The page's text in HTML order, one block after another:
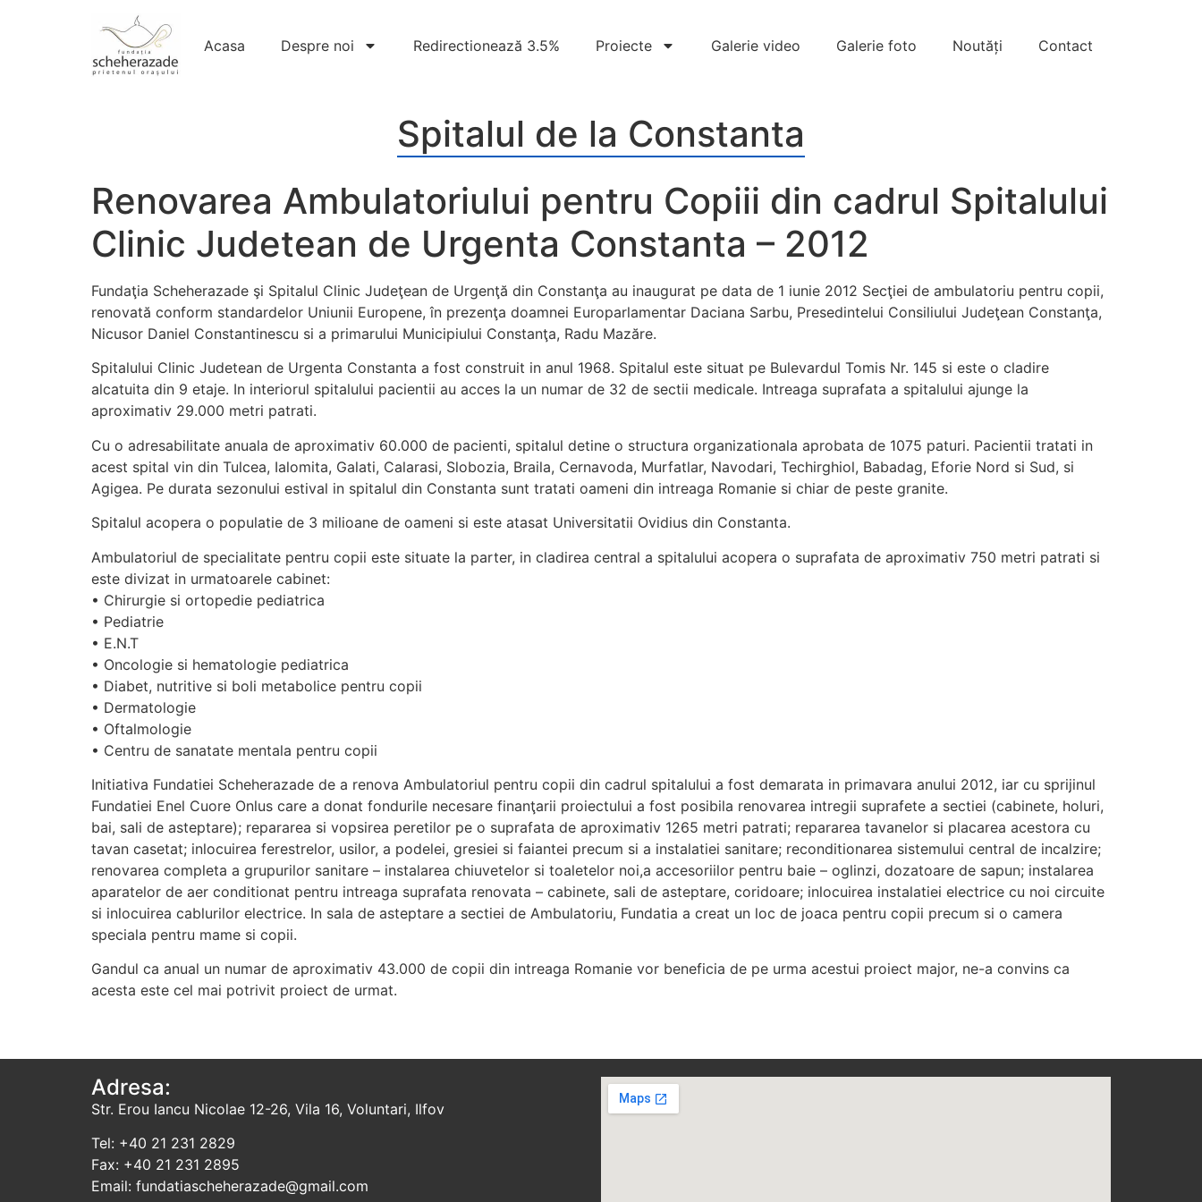
Acasa Despre noi Redirectionează 3.5% Proiecte Galerie video Galerie foto Noutăți Contact
Spitalul de la Constanta
Renovarea Ambulatoriului pentru Copiii din cadrul Spitalului
Clinic Judetean de Urgenta Constanta – 2012
Fundaţia Scheherazade şi Spitalul Clinic Judeţean de Urgenţă din Constanţa au inaugurat pe data de 1 iunie 2012 Secţiei de ambulatoriu pentru copii,
renovată conform standardelor Uniunii Europene, în prezenţa doamnei Europarlamentar Daciana Sarbu, Presedintelui Consiliului Judeţean Constanţa,
Nicusor Daniel Constantinescu si a primarului Municipiului Constanţa, Radu Mazăre.
Spitalului Clinic Judetean de Urgenta Constanta a fost construit in anul 1968. Spitalul este situat pe Bulevardul Tomis Nr. 145 si este o cladire
alcatuita din 9 etaje. In interiorul spitalului pacientii au acces la un numar de 32 de sectii medicale. Intreaga suprafata a spitalului ajunge la
aproximativ 29.000 metri patrati.
Cu o adresabilitate anuala de aproximativ 60.000 de pacienti, spitalul detine o structura organizationala aprobata de 1075 paturi. Pacientii tratati in
acest spital vin din Tulcea, Ialomita, Galati, Calarasi, Slobozia, Braila, Cernavoda, Murfatlar, Navodari, Techirghiol, Babadag, Eforie Nord si Sud, si
Agigea. Pe durata sezonului estival in spitalul din Constanta sunt tratati oameni din intreaga Romanie si chiar de peste granite.
Spitalul acopera o populatie de 3 milioane de oameni si este atasat Universitatii Ovidius din Constanta.
Ambulatoriul de specialitate pentru copii este situate la parter, in cladirea central a spitalului acopera o suprafata de aproximativ 750 metri patrati si
este divizat in urmatoarele cabinet:
• Chirurgie si ortopedie pediatrica
• Pediatrie
• E.N.T
• Oncologie si hematologie pediatrica
• Diabet, nutritive si boli metabolice pentru copii
• Dermatologie
• Oftalmologie
• Centru de sanatate mentala pentru copii
Initiativa Fundatiei Scheherazade de a renova Ambulatoriul pentru copii din cadrul spitalului a fost demarata in primavara anului 2012, iar cu sprijinul
Fundatiei Enel Cuore Onlus care a donat fondurile necesare finanţarii proiectului a fost posibila renovarea intregii suprafete a sectiei (cabinete, holuri,
bai, sali de asteptare); repararea si vopsirea peretilor pe o suprafata de aproximativ 1265 metri patrati; repararea tavanelor si placarea acestora cu
tavan casetat; inlocuirea ferestrelor, usilor, a podelei, gresiei si faiantei precum si a instalatiei sanitare; reconditionarea sistemului central de incalzire;
renovarea completa a grupurilor sanitare – instalarea chiuvetelor si toaletelor noi,a accesoriilor pentru baie – oglinzi, dozatoare de sapun; instalarea
aparatelor de aer conditionat pentru intreaga suprafata renovata – cabinete, sali de asteptare, coridoare; inlocuirea instalatiei electrice cu noi circuite
si inlocuirea cablurilor electrice. In sala de asteptare a sectiei de Ambulatoriu, Fundatia a creat un loc de joaca pentru copii precum si o camera
speciala pentru mame si copii.
Gandul ca anual un numar de aproximativ 43.000 de copii din intreaga Romanie vor beneficia de pe urma acestui proiect major, ne-a convins ca
acesta este cel mai potrivit proiect de urmat.
Adresa:
Str. Erou Iancu Nicolae 12-26, Vila 16, Voluntari, Ilfov
Tel: +40 21 231 2829
Fax: +40 21 231 2895
Email: fundatiascheherazade@gmail.com